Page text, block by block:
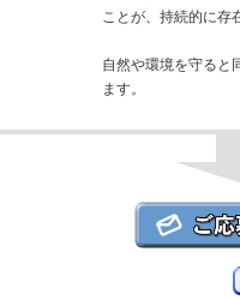
ことが、持続的に存
自然や環境を守ると
ます。